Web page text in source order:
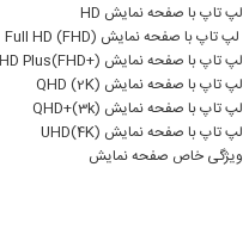
لپ تاپ با صفحه نمایش HD
لپ تاپ با صفحه نمایش Full HD (FHD)
لپ تاپ با صفحه نمایش Full HD Plus(FHD+)
لپ تاپ با صفحه نمایش QHD (2K)
لپ تاپ با صفحه نمایش QHD+(3k)
لپ تاپ با صفحه نمایش UHD(4K)
ویژگی خاص صفحه نمایش